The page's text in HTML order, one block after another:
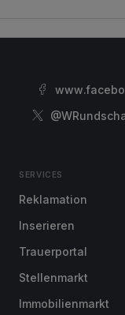
SERVICES
Reklamation
Inserieren
Trauerportal
Stellenmarkt
Immobilienmarkt